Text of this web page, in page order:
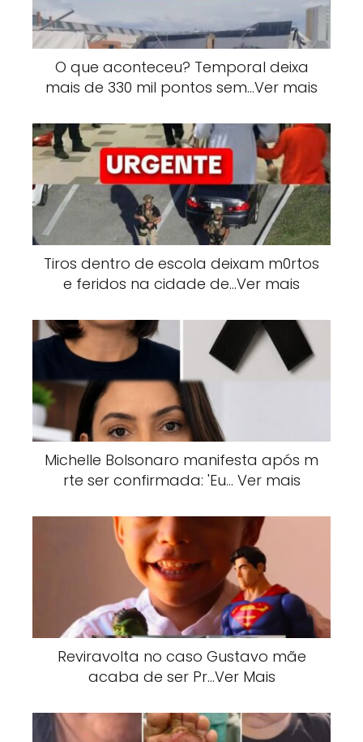
O que aconteceu? Temporal deixa
mais de 330 mil pontos sem…Ver mais
Tiros dentro de escola deixam m0rtos
e feridos na cidade de…Ver mais
Michelle Bolsonaro manifesta após m
rte ser confirmada: 'Eu… Ver mais
Reviravolta no caso Gustavo mãe
acaba de ser Pr…Ver Mais